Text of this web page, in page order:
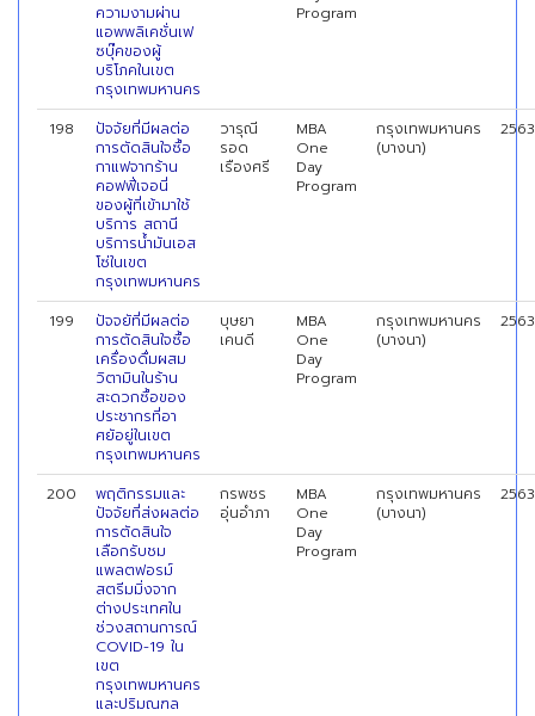
ความงามผ่าน
แอพพลิเคชั่นเฟ
ซบุ๊คของผู้
บริโภคในเขต
กรุงเทพมหานคร
Program
198
ปัจจัยที่มีผลต่อ
การตัดสินใจซื้อ
กาแฟจากร้าน
คอฟฟี่เจอนี่
ของผู้ที่เข้ามาใช้
บริการ สถานี
บริการน้ำมันเอส
โซ่ในเขต
กรุงเทพมหานคร
วารุณี
รอด
เรืองศรี
MBA
One
Day
Program
กรุงเทพมหานคร
(บางนา)
2563
199
ปัจจยัที่มีผลต่อ
การตัดสินใจซื้อ
เครื่องดื่มผสม
วิตามินในร้าน
สะดวกซื้อของ
ประชากรที่อา
ศยัอยู่ในเขต
กรุงเทพมหานคร
บุษยา
เคนดี
MBA
One
Day
Program
กรุงเทพมหานคร
(บางนา)
2563
200
พฤติกรรมและ
ปัจจัยที่ส่งผลต่อ
การตัดสินใจ
เลือกรับชม
แพลตฟอรม์
สตรีมมิ่งจาก
ต่างประเทศใน
ช่วงสถานการณ์
COVID-19 ใน
เขต
กรุงเทพมหานคร
และปริมณฑล
กรพชร
อุ่นอําภา
MBA
One
Day
Program
กรุงเทพมหานคร
(บางนา)
2563